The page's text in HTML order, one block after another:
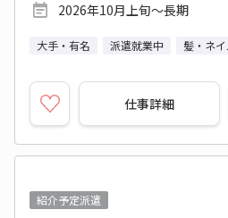
2026年10月上旬～長期
大手・有名 派遣就業中 髪・ネ
仕事詳細
紹介予定派遣